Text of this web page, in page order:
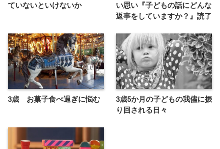
ていないといけないか
い思い『子どもの話にどんな
返事をしていますか？』読了
3歳 お菓子食べ過ぎに悩む
3歳5か月の子どもの我儘に振
り回される日々